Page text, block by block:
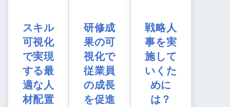
スキル
可視化
で実現
する最
適な人
材配置
研修成
果の可
視化で
従業員
の成長
を促進
戦略人
事を実
施して
いくた
めに
は？